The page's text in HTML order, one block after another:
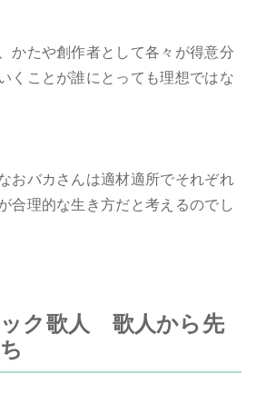
かたや創作者として各々が得意分
くことが誰にとっても理想ではな
おバカさんは適材適所でそれぞれ
合理的な生き方だと考えるのでし
ク歌人 歌人から先
ち